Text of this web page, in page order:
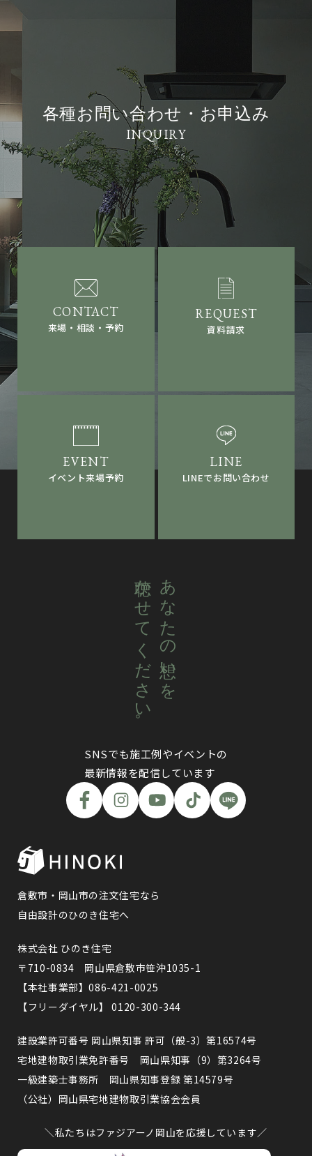
各種お問い合わせ・お申込み
来場・相談・予約 資料請求
イベント来場予約 LINEでお問い合わせ
あなたの想いを
聴かせてください。
SNSでも施工例やイベントの
最新情報を配信しています
倉敷市・岡山市の注文住宅なら
自由設計のひのき住宅へ
株式会社 ひのき住宅
〒710-0834 岡山県倉敷市笹沖1035-1
【本社事業部】086-421-0025
【フリーダイヤル】 0120-300-344
建設業許可番号 岡山県知事 許可（般-3）第16574号
宅地建物取引業免許番号 岡山県知事（9）第3264号
一級建築士事務所 岡山県知事登録 第14579号
（公社）岡山県宅地建物取引業協会会員
＼私たちはファジアーノ岡山を応援しています／